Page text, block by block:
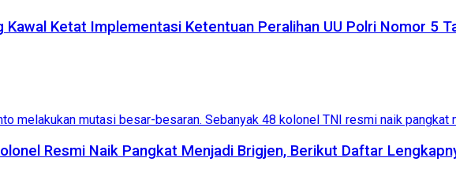
Kawal Ketat Implementasi Ketentuan Peralihan UU Polri Nomor 5
Resmi Naik Pangkat Menjadi Brigjen, Berikut Daftar